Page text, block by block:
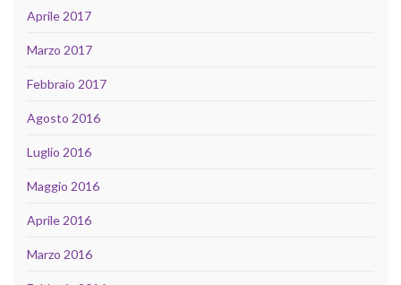
Aprile 2017
Marzo 2017
Febbraio 2017
Agosto 2016
Luglio 2016
Maggio 2016
Aprile 2016
Marzo 2016